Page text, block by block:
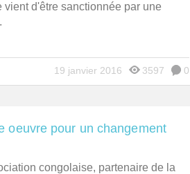
vient d'être sanctionnée par une
0
3597
19 janvier 2016
oeuvre pour un changement
congolaise, partenaire de la